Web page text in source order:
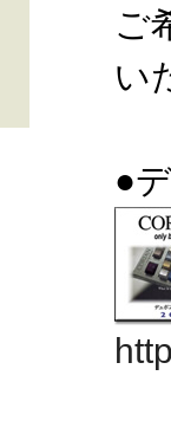
ご
い
●